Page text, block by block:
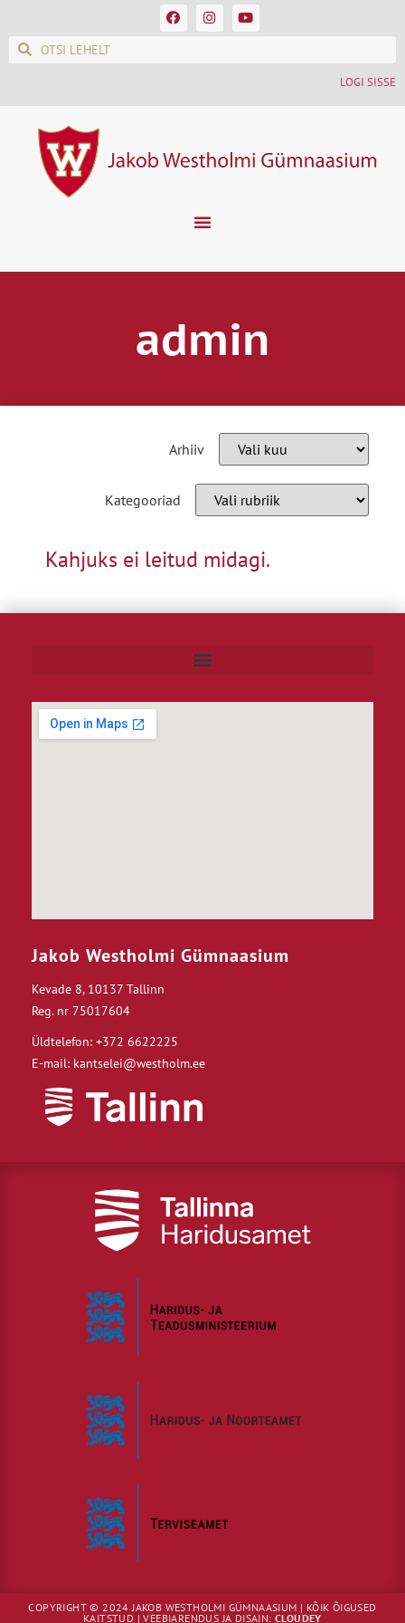
LOGI SISSE
admin
Arhiiv
Kategooriad
Kahjuks ei leitud midagi.
Jakob Westholmi Gümnaasium
Kevade 8, 10137 Tallinn
Reg. nr 75017604
Üldtelefon: +372 6622225
E-mail: kantselei@westholm.ee
COPYRIGHT © 2024 JAKOB WESTHOLMI GÜMNAASIUM | KÕIK ÕIGUSED
KAITSTUD | VEEBIARENDUS JA DISAIN:CLOUDEY